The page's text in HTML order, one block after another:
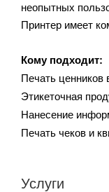
неопытных
Принтер имеет
Кому подходит:
Печать ценников
Этикеточная
Нанесение
Печать чеков и
Услуги